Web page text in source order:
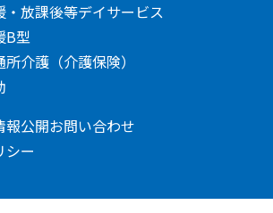
・放課後等デイサービス
B型
介護（介護保険）
報公開お問い合わせ
シー